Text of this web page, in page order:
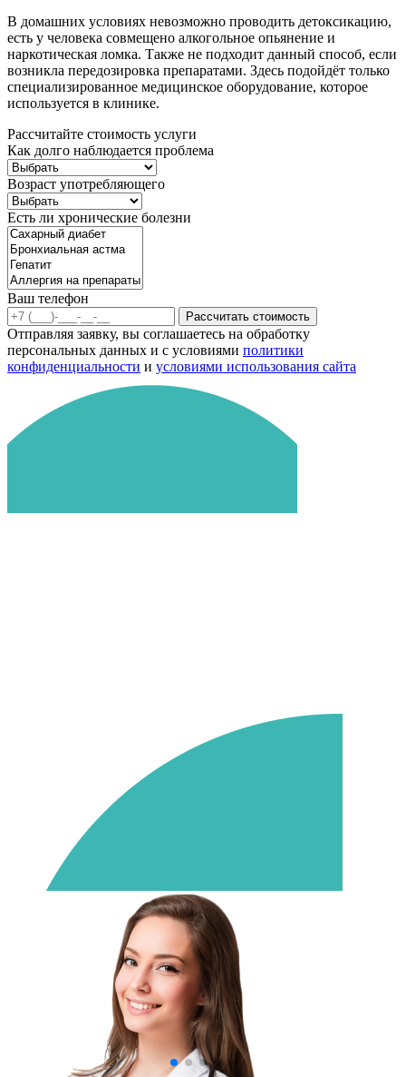
В домашних условиях невозможно проводить детоксикацию,
есть у человека совмещено алкогольное опьянение и
наркотическая ломка. Также не подходит данный способ, если
возникла передозировка препаратами. Здесь подойдёт только
специализированное медицинское оборудование, которое
используется в клинике.
Рассчитайте стоимость услуги
Как долго наблюдается проблема
Возраст употребляющего
Есть ли хронические болезни
Ваш телефон
Рассчитать стоимость
Отправляя заявку, вы соглашаетесь на обработку
персональных данных и с условиями политики
конфиденциальности и условиями использования сайта